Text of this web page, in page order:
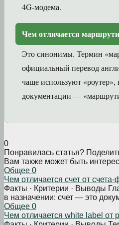
4G-модема.
Чем отличается
Это синонимы. Термин
официальный перевод
чаще используют «роутер»,
документации —
0
Понравилась статья?
Вам также может быть
Общее 0
Чем отличается счет от счета-
Факты · Критерии · Выводы
в назначении: счет — это
Общее 0
Чем отличается white label от